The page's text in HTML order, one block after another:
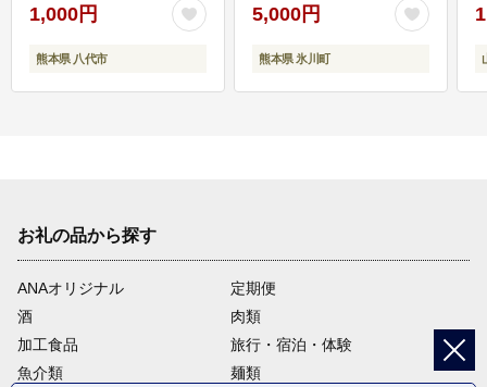
1,000円
熊本県 八代市
5,000円
熊本県 氷川町
お礼の品から探す
ANAオリジナル
定期便
酒
肉類
加工食品
旅行・宿泊・体験
魚介類
麺類